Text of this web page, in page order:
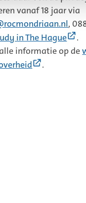
vanaf 18 jaar via
,
in The Hague
.
informatie op de
(Externe
.